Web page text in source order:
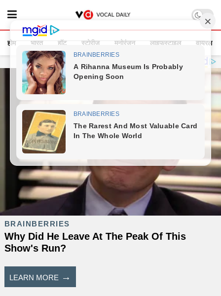
होम भारत हॉट स्टोरीज मनोरंजन लाइफस्टाइल वायरल